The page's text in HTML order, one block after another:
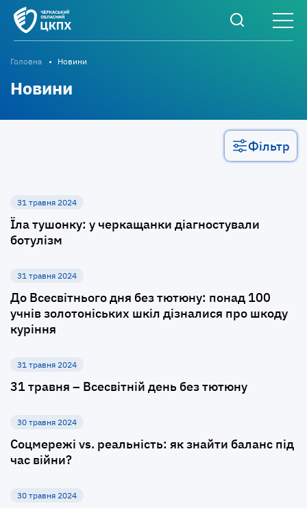
Головна Новини
Новини
Фільтр
31 травня 2024
Їла тушонку: у черкащанки діагностували
ботулізм
31 травня 2024
До Всесвітнього дня без тютюну: понад 100
учнів золотоніських шкіл дізналися про шкоду
куріння
31 травня 2024
31 травня – Всесвітній день без тютюну
30 травня 2024
Соцмережі vs. реальність: як знайти баланс під
час війни?
30 травня 2024